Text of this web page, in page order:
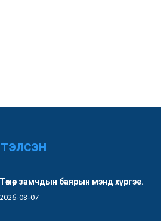
Төмөр замчдын баярын мэнд хүргэе.
2026-08-07